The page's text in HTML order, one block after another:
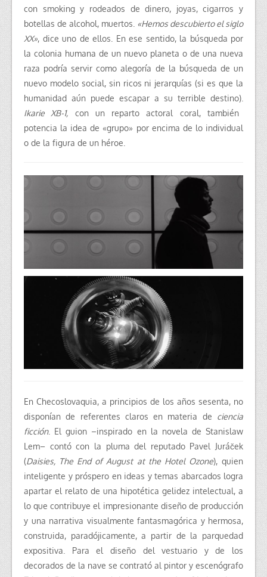
con smoking y rodeados de dinero, joyas, cigarros y
botellas de alcohol, muertos. «Hemos descubierto el siglo
XX», dice uno de ellos. En ese sentido, la búsqueda por
la colonia humana de un nuevo planeta o de una nueva
raza podría servir como alegoría de la búsqueda de un
nuevo modelo social, sin ricos ni jerarquías (si es que la
humanidad aún puede escapar a su terrible destino).
Ikarie XB-1, con un reparto actoral coral, también
potencia la idea de «grupo» por encima de lo individual
o de la figura de un héroe.
En Checoslovaquia, a principios de los años sesenta, no
disponían de referentes claros en materia de ciencia
ficción. El guion –inspirado en la novela de Stanislaw
Lem– contó con la pluma del reputado Pavel Juráček
(Daisies, The End of August at the Hotel Ozone), quien
inteligente y próspero en ideas y temas abarcados logra
apartar el relato de una hipotética gelidez intelectual, a
lo que contribuye el impresionante diseño de producción
y una narrativa visualmente fantasmagórica y hermosa,
construida, paradójicamente, a partir de la parquedad
expositiva. Para el diseño del vestuario y de los
decorados de la nave se contrató al pintor y escenógrafo